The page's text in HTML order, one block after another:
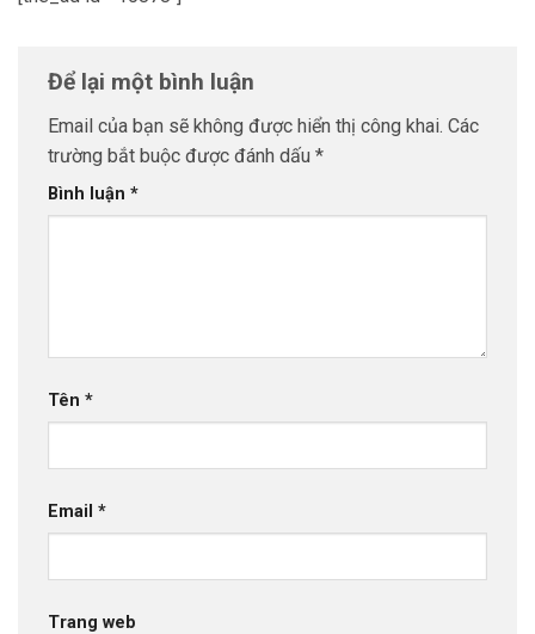
Để lại một bình luận
Email của bạn sẽ không được hiển thị công khai. Các
trường bắt buộc được đánh dấu *
Bình luận *
Tên *
Email *
Trang web